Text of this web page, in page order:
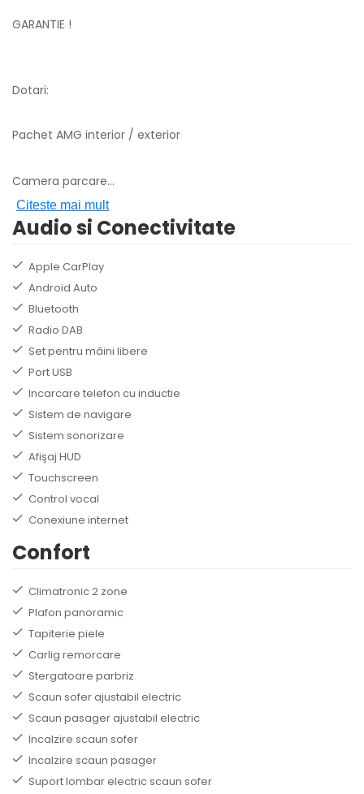
GARANTIE !
Dotari:
Pachet AMG interior / exterior
Camera parcare...
Citeste mai mult
Audio si Conectivitate
Apple CarPlay
Android Auto
Bluetooth
Radio DAB
Set pentru mâini libere
Port USB
Incarcare telefon cu inductie
Sistem de navigare
Sistem sonorizare
Afişaj HUD
Touchscreen
Control vocal
Conexiune internet
Confort
Climatronic 2 zone
Plafon panoramic
Tapiterie piele
Carlig remorcare
Stergatoare parbriz
Scaun sofer ajustabil electric
Scaun pasager ajustabil electric
Incalzire scaun sofer
Incalzire scaun pasager
Suport lombar electric scaun sofer